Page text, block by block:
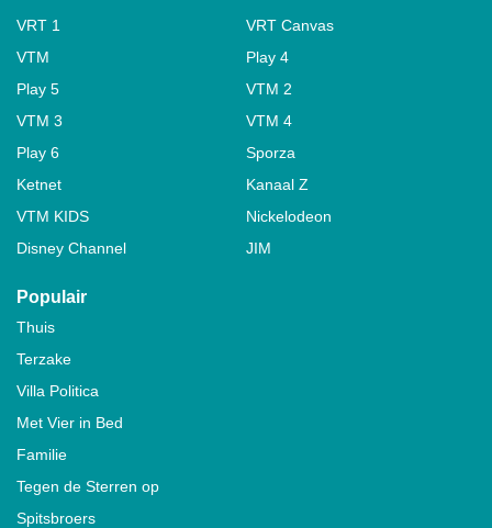
VRT 1
VRT Canvas
VTM
Play 4
Play 5
VTM 2
VTM 3
VTM 4
Play 6
Sporza
Ketnet
Kanaal Z
VTM KIDS
Nickelodeon
Disney Channel
JIM
Populair
Thuis
Terzake
Villa Politica
Met Vier in Bed
Familie
Tegen de Sterren op
Spitsbroers